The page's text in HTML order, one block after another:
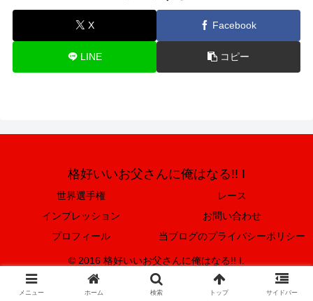
X Facebook
LINE コピー
格好いいお父さんに俺はなる!! I
世界選手権
レース
インプレッション
お問い合わせ
プロフィール
当ブログのプライバシーポリシー
© 2016 格好いいお父さんに俺はなる!! I.
メニュー ホーム 検索 トップ サイドバー